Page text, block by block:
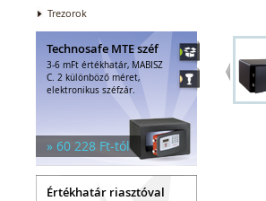
Trezorok
Technosafe MTE széf
3-6 mFt értékhatár, MABISZ
C. 2 különböző méret,
elektronikus széfzár.
» 60 228 Ft-tól
Értékhatár riasztóval